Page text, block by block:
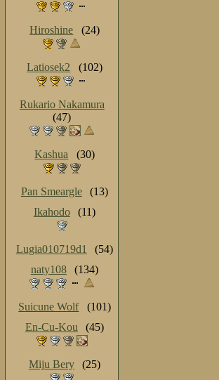
Hiroshine (24)
Latiosek2 (102)
Rukario Nakamura
(47)
Kashua (30)
Pan Smeargle
(13)
Ikahodo
(11)
Lugia010719d1
(54)
naty108
(134)
Suicune Wolf
(101)
En-Cu-Kou
(45)
Miju Bery (25)